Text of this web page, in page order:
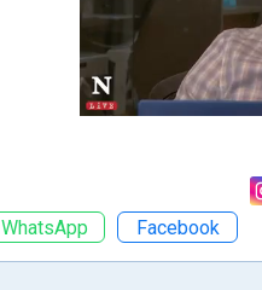
WhatsApp Facebook